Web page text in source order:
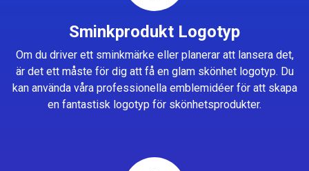
Sminkprodukt Logotyp
Om du driver ett sminkmärke eller planerar att lansera det,
är det ett måste för dig att få en glam skönhet logotyp. Du
kan använda våra professionella emblemidéer för att skapa
en fantastisk logotyp för skönhetsprodukter.